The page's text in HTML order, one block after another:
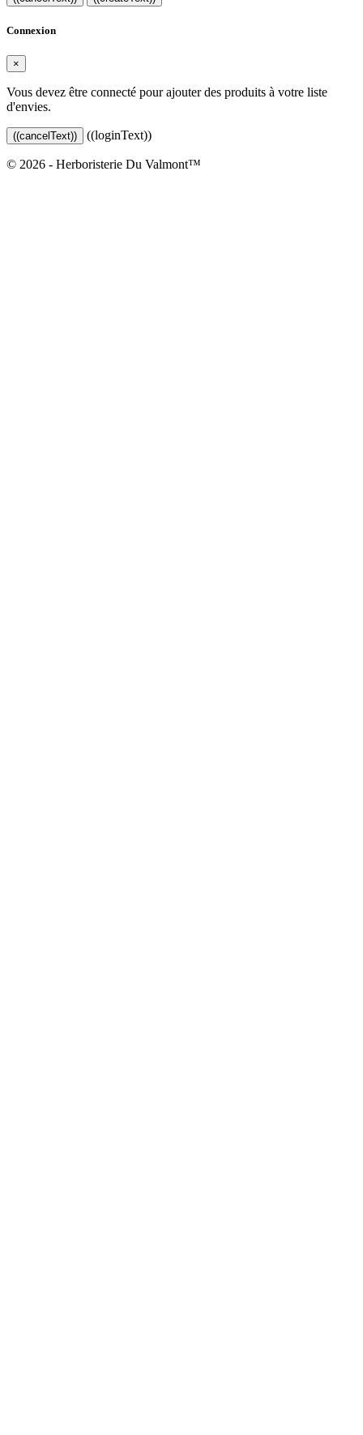
Connexion
×
Vous devez être connecté pour ajouter des produits à votre liste
d'envies.
((cancelText)) ((loginText))
© 2026 - Herboristerie Du Valmont™